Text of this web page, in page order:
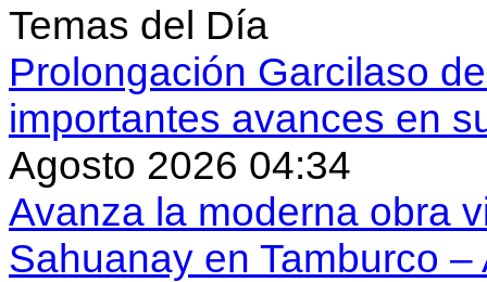
Temas del Día
Prolongación Garcilaso
importantes avances en
Agosto 2026 04:34
Avanza la moderna obra
Sahuanay en Tamburco